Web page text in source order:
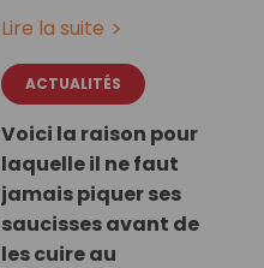
Lire la suite
ACTUALITÉS
Voici la raison pour
laquelle il ne faut
jamais piquer ses
saucisses avant de
les cuire au